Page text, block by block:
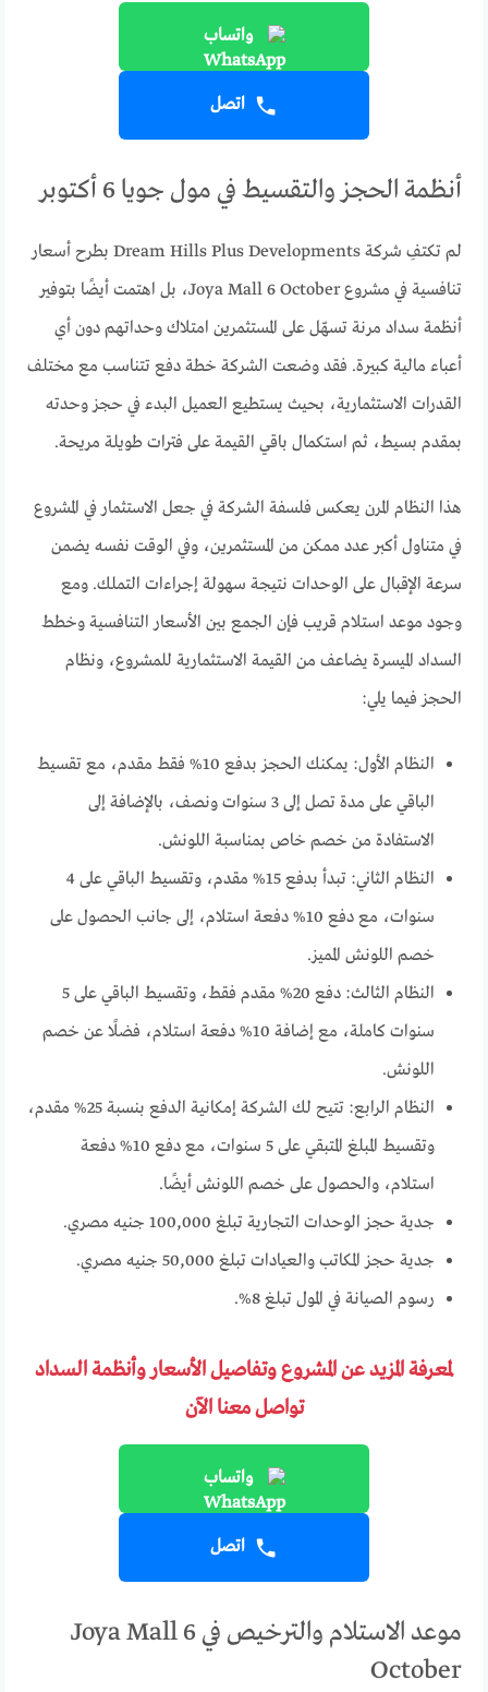
واتساب
اتصل
أنظمة الحجز والتقسيط في مول جويا 6 أكتوبر
لم تكتفِ شركة Dream Hills Plus Developments بطرح أسعار
تنافسية في مشروع Joya Mall 6 October، بل اهتمت أيضًا بتوفير
أنظمة سداد مرنة تسهّل على المستثمرين امتلاك وحداتهم دون أي
أعباء مالية كبيرة. فقد وضعت الشركة خطة دفع تتناسب مع مختلف
القدرات الاستثمارية، بحيث يستطيع العميل البدء في حجز وحدته
بمقدم بسيط، ثم استكمال باقي القيمة على فترات طويلة مريحة.
هذا النظام المرن يعكس فلسفة الشركة في جعل الاستثمار في المشروع
في متناول أكبر عدد ممكن من المستثمرين، وفي الوقت نفسه يضمن
سرعة الإقبال على الوحدات نتيجة سهولة إجراءات التملك. ومع
وجود موعد استلام قريب فإن الجمع بين الأسعار التنافسية وخطط
السداد الميسرة يضاعف من القيمة الاستثمارية للمشروع، ونظام
الحجز فيما يلي:
النظام الأول: يمكنك الحجز بدفع 10% فقط مقدم، مع تقسيط
الباقي على مدة تصل إلى 3 سنوات ونصف، بالإضافة إلى
الاستفادة من خصم خاص بمناسبة اللونش.
النظام الثاني: تبدأ بدفع 15% مقدم، وتقسيط الباقي على 4
سنوات، مع دفع 10% دفعة استلام، إلى جانب الحصول على
خصم اللونش المميز.
النظام الثالث: دفع 20% مقدم فقط، وتقسيط الباقي على 5
سنوات كاملة، مع إضافة 10% دفعة استلام، فضلًا عن خصم
اللونش.
النظام الرابع: تتيح لك الشركة إمكانية الدفع بنسبة 25% مقدم،
وتقسيط المبلغ المتبقي على 5 سنوات، مع دفع 10% دفعة
استلام، والحصول على خصم اللونش أيضًا.
جدية حجز الوحدات التجارية تبلغ 100,000 جنيه مصري.
جدية حجز المكاتب والعيادات تبلغ 50,000 جنيه مصري.
رسوم الصيانة في المول تبلغ 8%.
لمعرفة المزيد عن المشروع وتفاصيل الأسعار وأنظمة السداد
تواصل معنا الآن
واتساب
اتصل
موعد الاستلام والترخيص في Joya Mall 6
October